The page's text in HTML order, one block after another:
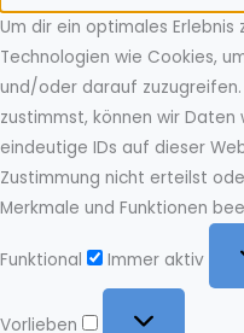
Um dir ein optimales
Technologien wie Cookies,
und/oder darauf
zustimmst, können wir
eindeutige IDs auf dieser
Zustimmung nicht erteilst
Merkmale und Funktionen
Funktional
Immer aktiv
Vorlieben